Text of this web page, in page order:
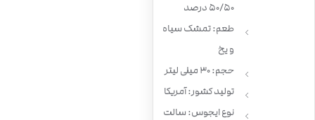
50/50 درصد
طعم: تمشک سیاه
و یخ
حجم: 30 میلی لیتر
تولید کشور: آمریکا
نوع ایجوس: سالت